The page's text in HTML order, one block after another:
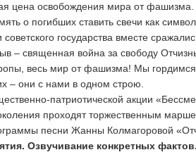
цена освобождения мира от
о погибших ставить свечи как
государства вместе
– священная война за свободу
весь мир от фашизма! Мы
– они с нами в одном строю.
патриотической акции
проходят торжественным
песни Жанны Колмагоровой
Озвучивание конкретных